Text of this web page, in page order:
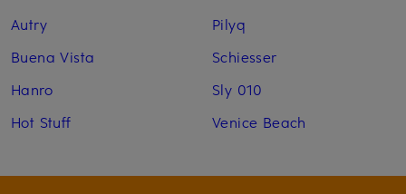
Autry
Buena Vista
Hanro
Hot Stuff
Pilyq
Schiesser
Sly 010
Venice Beach